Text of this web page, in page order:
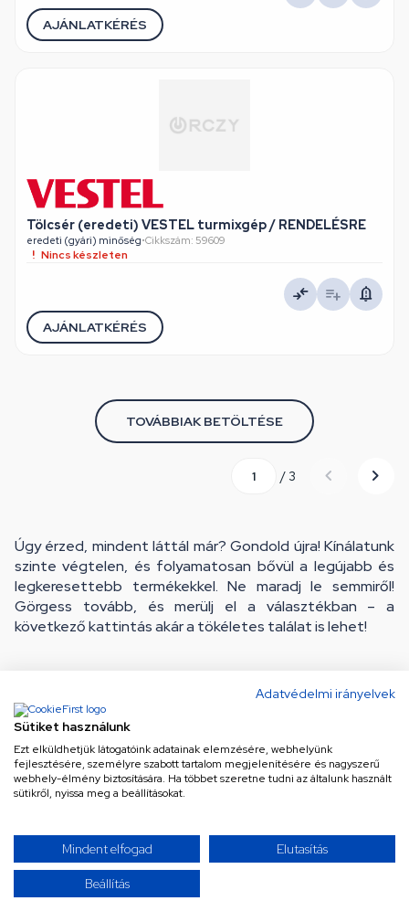
Adatvédelmi irányelvek
Sütiket használunk
Ezt elküldhetjük látogatóink adatainak elemzésére, webhelyünk
fejlesztésére, személyre szabott tartalom megjelenítésére és nagyszerű
webhely-élmény biztosítására. Ha többet szeretne tudni az általunk használt
sütikről, nyissa meg a beállításokat.
Mindent elfogad Elutasítás
Beállítás
AJÁNLATKÉRÉS
Tölcsér (eredeti) VESTEL turmixgép / RENDELÉSRE
eredeti (gyári) minőség•Cikkszám: 59609
Nincs készleten
AJÁNLATKÉRÉS
TOVÁBBIAK BETÖLTÉSE
/ 3
Úgy érzed, mindent láttál már? Gondold újra! Kínálatunk
szinte végtelen, és folyamatosan bővül a legújabb és
legkeresettebb termékekkel. Ne maradj le semmiről!
Görgess tovább, és merülj el a választékban – a
következő kattintás akár a tökéletes találat is lehet!
Ne maradj le a legjobb
ajánlatokról!